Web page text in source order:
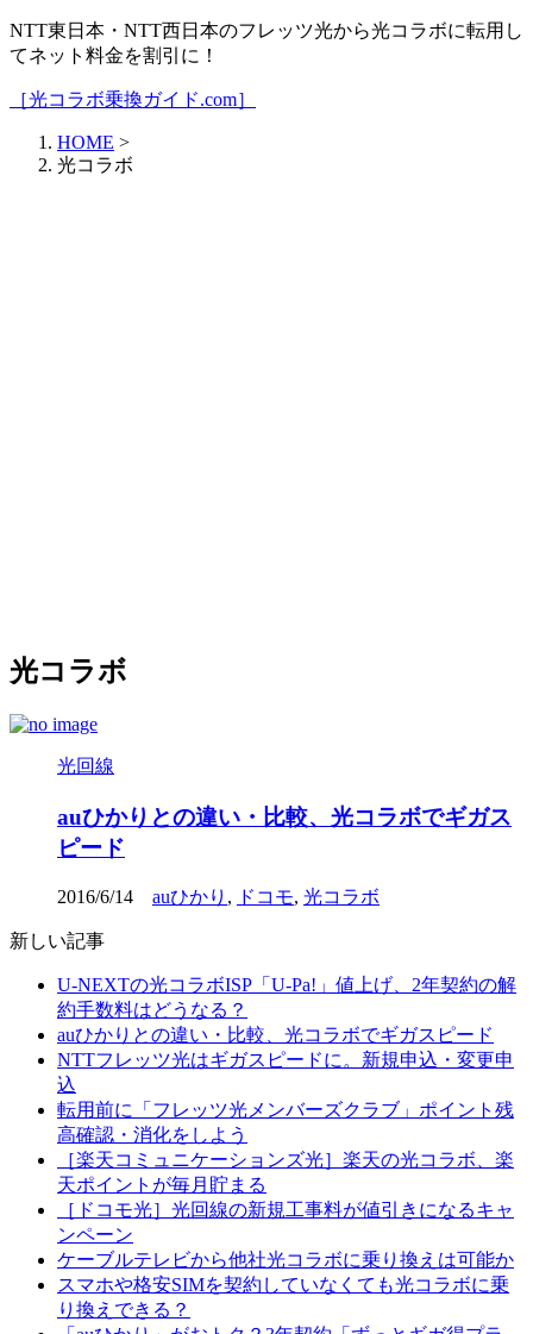
NTT東日本・NTT西日本のフレッツ光から光コラボに転用し
てネット料金を割引に！
［光コラボ乗換ガイド.com］
HOME >
光コラボ
光コラボ
光回線
auひかりとの違い・比較、光コラボでギガス
ピード
2016/6/14 auひかり , ドコモ, 光コラボ
新しい記事
U-NEXTの光コラボISP「U-Pa!」値上げ、2年契約の解
約手数料はどうなる？
auひかりとの違い・比較、光コラボでギガスピード
NTTフレッツ光はギガスピードに。新規申込・変更申
込
転用前に「フレッツ光メンバーズクラブ」ポイント残
高確認・消化をしよう
［楽天コミュニケーションズ光］楽天の光コラボ、楽
天ポイントが毎月貯まる
［ドコモ光］光回線の新規工事料が値引きになるキャ
ンペーン
ケーブルテレビから他社光コラボに乗り換えは可能か
スマホや格安SIMを契約していなくても光コラボに乗
り換えできる？